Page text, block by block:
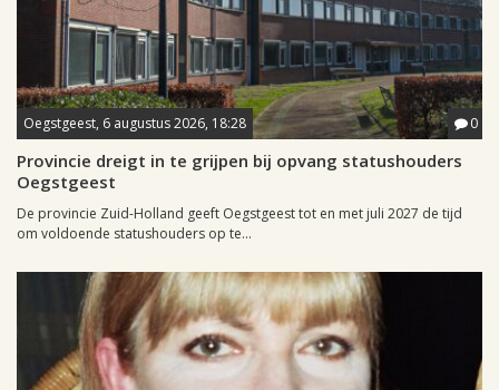
Oegstgeest, 6 augustus 2026, 18:28 0
Provincie dreigt in te grijpen bij opvang statushouders
Oegstgeest
De provincie Zuid-Holland geeft Oegstgeest tot en met juli 2027 de tijd
om voldoende statushouders op te...